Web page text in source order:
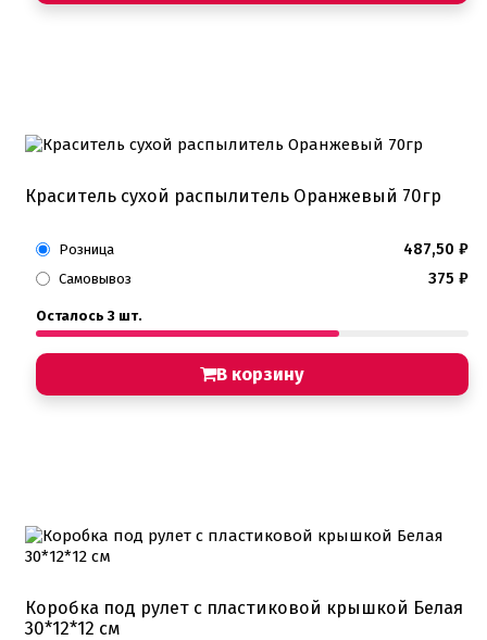
Краситель сухой распылитель Оранжевый 70гр
Розница 487,50 ₽
Самовывоз 375 ₽
Осталось 3 шт.
В корзину
Коробка под рулет с пластиковой крышкой Белая
30*12*12 см